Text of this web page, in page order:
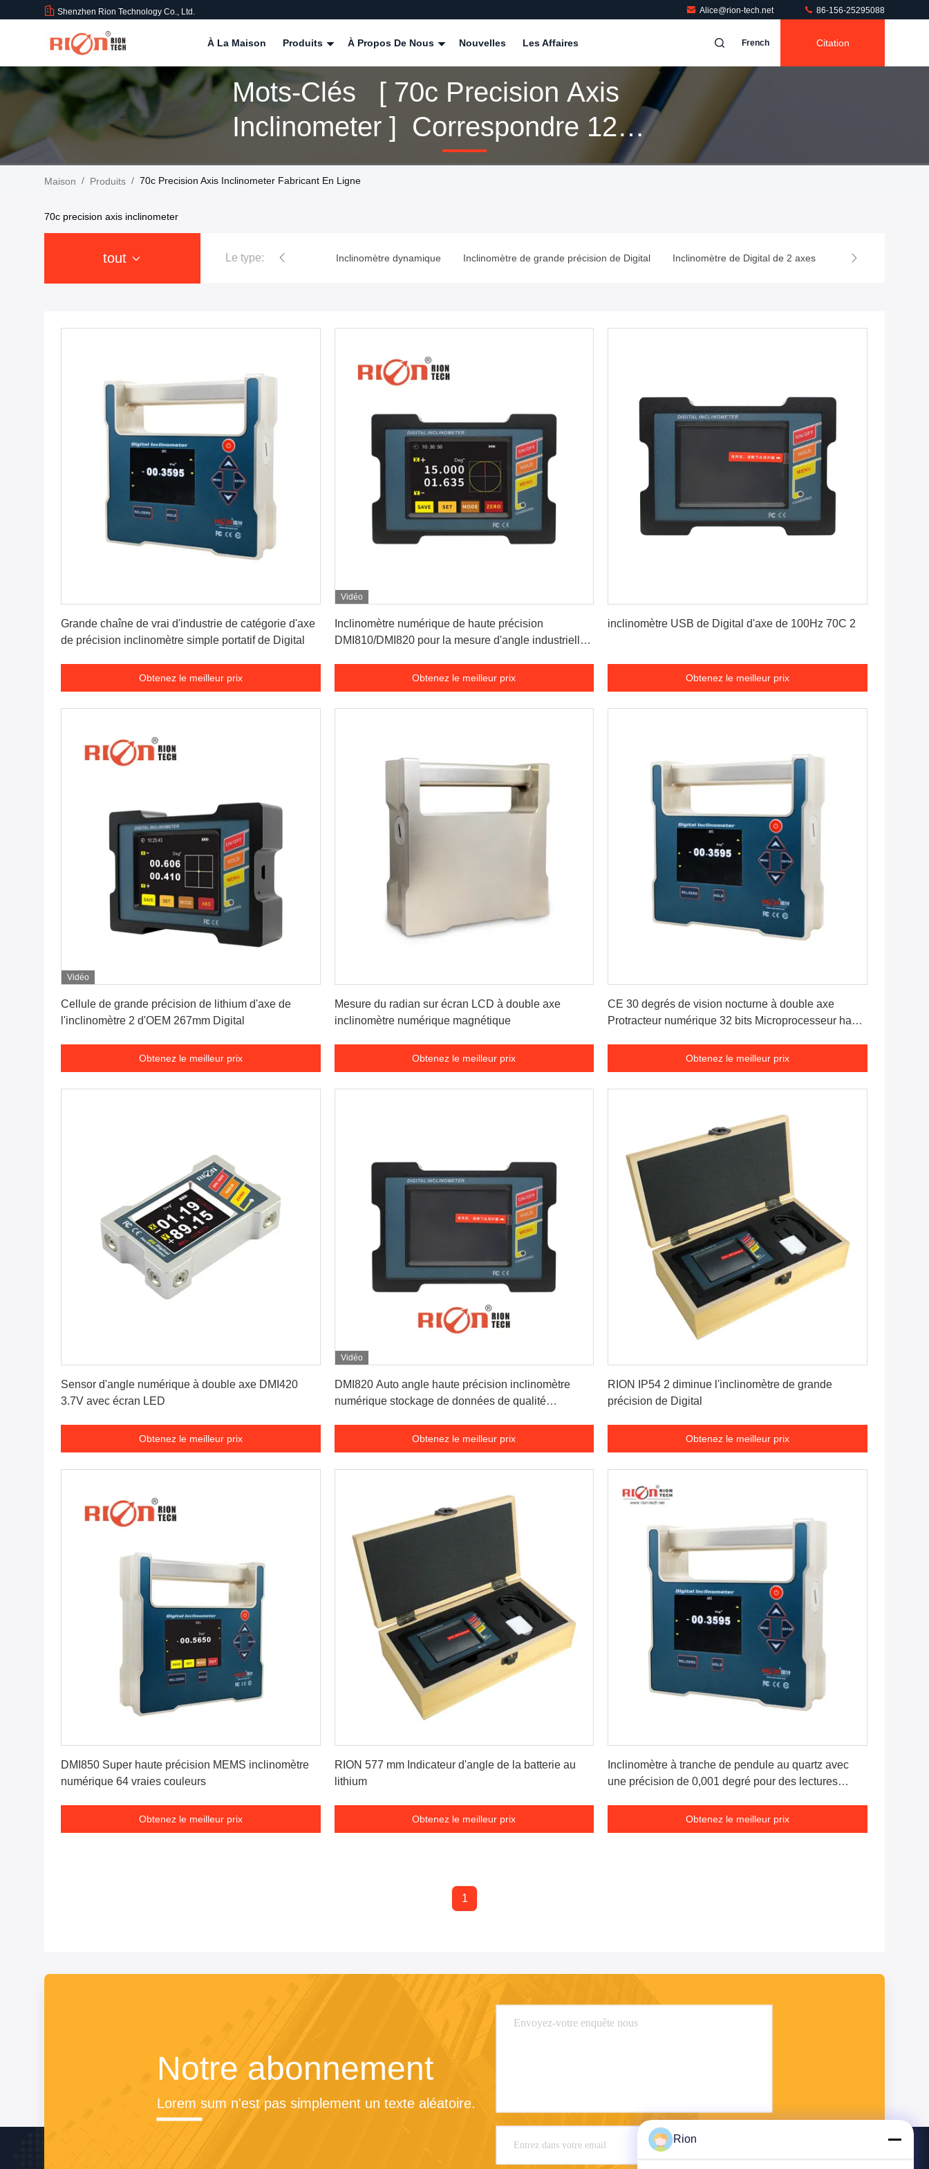
Shenzhen Rion Technology Co., Ltd. Alice@rion-tech.net 86-156-25295088
À La Maison Produits À Propos De Nous Nouvelles Les Affaires French Citation
Mots-Clés [ 70c Precision Axis
Inclinometer ] Correspondre 12
Produits
Maison / Produits / 70c Precision Axis Inclinometer Fabricant En Ligne
70c precision axis inclinometer
tout Le type:
Inclinomètre de capteur d'inclinaison Inclinomètre dynamique Inclinomètre de grande précision de Digital Inclinomètre de Digital de 2 axes Inclinomètre
Grande chaîne de vrai d'industrie de catégorie d'axe
de précision inclinomètre simple portatif de Digital
Obtenez le meilleur prix
Vidéo
Inclinomètre numérique de haute précision
DMI810/DMI820 pour la mesure d'angle industrielle |
Obtenez le meilleur prix
inclinomètre USB de Digital d'axe de 100Hz 70C 2
Obtenez le meilleur prix
Vidéo
Cellule de grande précision de lithium d'axe de
l'inclinomètre 2 d'OEM 267mm Digital
Obtenez le meilleur prix
Mesure du radian sur écran LCD à double axe
inclinomètre numérique magnétique
Obtenez le meilleur prix
CE 30 degrés de vision nocturne à double axe
Protracteur numérique 32 bits Microprocesseur haute
Obtenez le meilleur prix
Sensor d'angle numérique à double axe DMI420
3.7V avec écran LED
Obtenez le meilleur prix
Vidéo
DMI820 Auto angle haute précision inclinomètre
numérique stockage de données de qualité
Obtenez le meilleur prix
RION IP54 2 diminue l'inclinomètre de grande
précision de Digital
Obtenez le meilleur prix
DMI850 Super haute précision MEMS inclinomètre
numérique 64 vraies couleurs
Obtenez le meilleur prix
RION 577 mm Indicateur d'angle de la batterie au
lithium
Obtenez le meilleur prix
Inclinomètre à tranche de pendule au quartz avec
une précision de 0,001 degré pour des lectures
Obtenez le meilleur prix
1
Notre abonnement
Lorem sum n'est pas simplement un texte aléatoire.
Rion